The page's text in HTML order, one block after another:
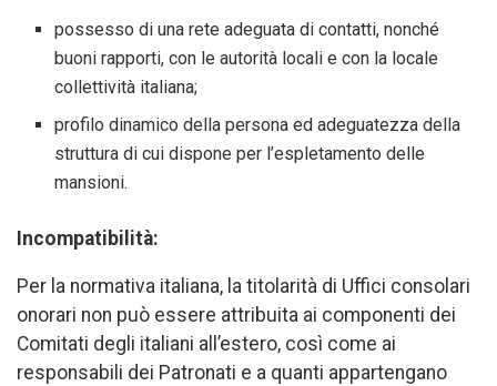
possesso di una rete adeguata di contatti, nonché
buoni rapporti, con le autorità locali e con la locale
collettività italiana;
profilo dinamico della persona ed adeguatezza della
struttura di cui dispone per l’espletamento delle
mansioni.
Incompatibilità:
Per la normativa italiana, la titolarità di Uffici consolari
onorari non può essere attribuita ai componenti dei
Comitati degli italiani all’estero, così come ai
responsabili dei Patronati e a quanti appartengano